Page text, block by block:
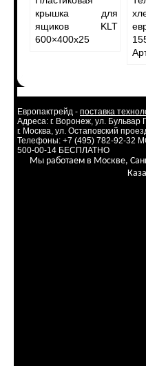
крышка для
ящиков KLT
600×400х25
Европактрейд - поставка
Адреса: г. Воронеж, ул.
г. Москва, ул. Остаповский
Телефоны: +7 (495) 782-92-32
500-00-14 БЕСПЛАТНО
Мы работаем в Москве,